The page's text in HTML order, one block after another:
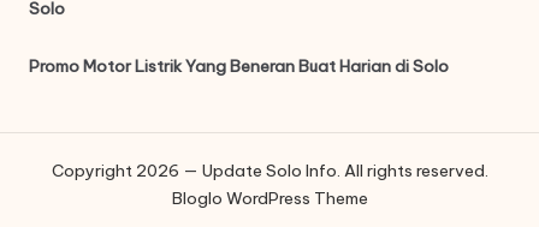
Solo
Promo Motor Listrik Yang Beneran Buat Harian di Solo
Copyright 2026 — Update Solo Info. All rights reserved.
Bloglo WordPress Theme